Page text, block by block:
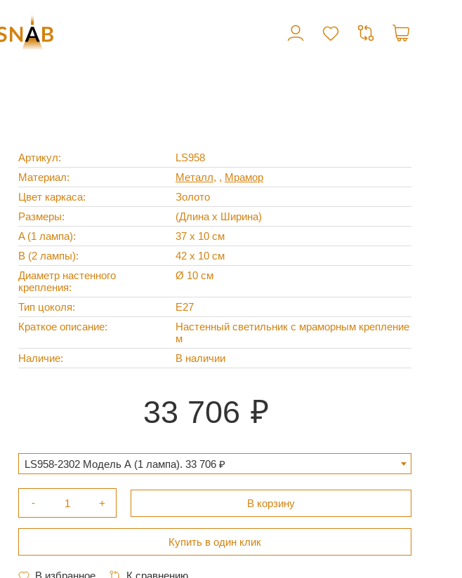
Артикул
LS958
Материал
Металл , Мрамор
Цвет каркаса
Золото
Размеры
(Длина х Ширина)
A (1 лампа)
37 х 10 см
B (2 лампы)
42 х 10 см
Диаметр настенного
крепления
Ø 10 см
Тип цоколя
Е27
Краткое описание
Настенный светильник с мраморным крепление
м
Наличие
В наличии
33 706
LS958-2302 Модель А (1 лампа). 33 706 ₽